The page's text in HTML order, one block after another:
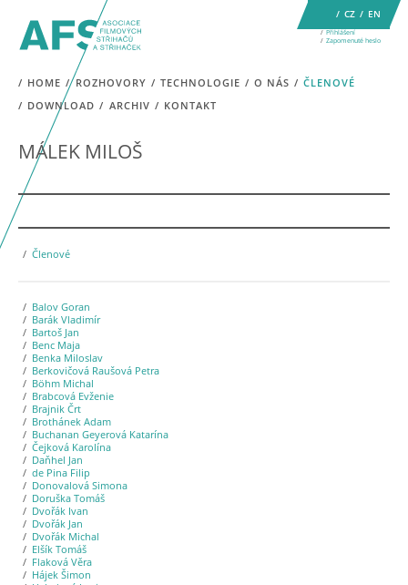
CZ EN
Přihlášení
Zapomenuté heslo
HOME ROZHOVORY TECHNOLOGIE O NÁS
ČLENOVÉ
DOWNLOAD
ARCHIV KONTAKT
MÁLEK MILOŠ
Členové
Balov Goran
Barák Vladimír
Bartoš Jan
Benc Maja
Benka Miloslav
Berkovičová Raušová Petra
Böhm Michal
Brabcová Evženie
Brajnik Črt
Brothánek Adam
Buchanan Geyerová Katarína
Čejková Karolína
Daňhel Jan
de Pina Filip
Donovalová Simona
Doruška Tomáš
Dvořák Ivan
Dvořák Jan
Dvořák Michal
Elšík Tomáš
Flaková Věra
Hájek Šimon